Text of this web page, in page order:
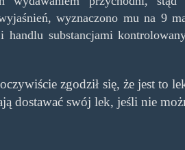
wyznaczono mu na 9
handlu substancjami
zgodził się, że jest to
dostawać swój lek, jeśli nie